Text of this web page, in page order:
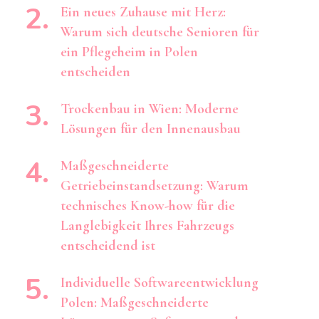
Ein neues Zuhause mit Herz:
Warum sich deutsche Senioren für
ein Pflegeheim in Polen
entscheiden
Trockenbau in Wien: Moderne
Lösungen für den Innenausbau
Maßgeschneiderte
Getriebeinstandsetzung: Warum
technisches Know-how für die
Langlebigkeit Ihres Fahrzeugs
entscheidend ist
Individuelle Softwareentwicklung
Polen: Maßgeschneiderte